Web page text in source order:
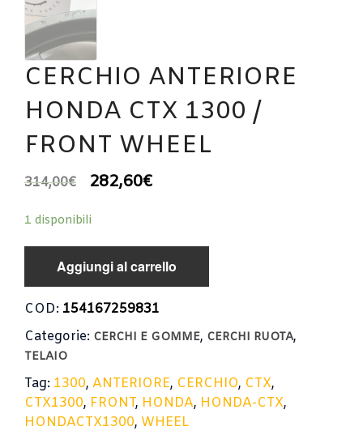
CERCHIO ANTERIORE
HONDA CTX 1300 /
FRONT WHEEL
314,00€ 282,60€
1 disponibili
Aggiungi al carrello
COD: 154167259831
Categorie: CERCHI E GOMME, CERCHI RUOTA,
TELAIO
Tag: 1300, ANTERIORE, CERCHIO, CTX,
CTX1300, FRONT, HONDA, HONDA-CTX,
HONDACTX1300, WHEEL